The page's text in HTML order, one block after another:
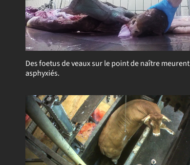
Des foetus de veaux sur le point de naître meurent
asphyxiés.